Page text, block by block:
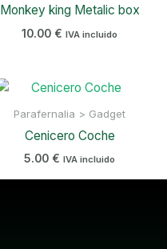
Monkey king Metalic box
10.00 € IVA incluido
Parafernalia > Gadget
Cenicero Coche
5.00 € IVA incluido